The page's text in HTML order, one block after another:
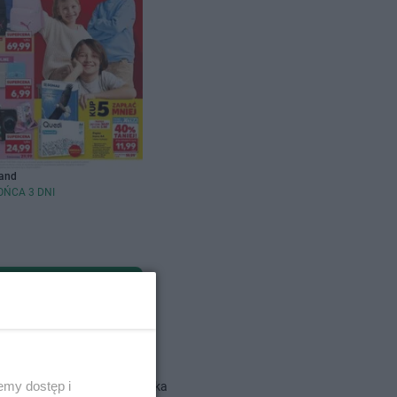
3 DNI
Action gazetka
dostęp i